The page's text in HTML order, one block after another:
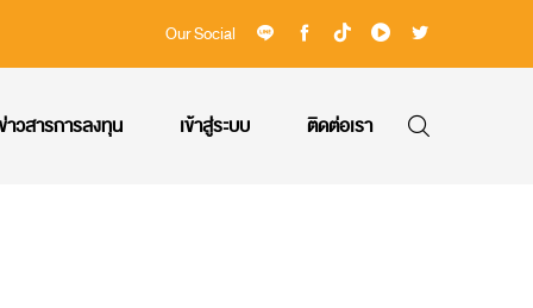
Our Social
าวสารการลงทุน เข้าสู่ระบบ ติดต่อเรา